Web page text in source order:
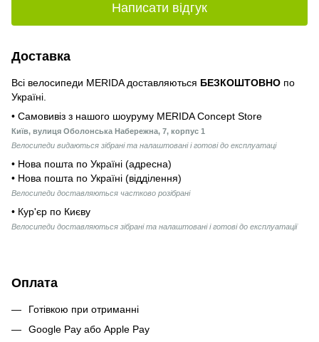
Написати відгук
Доставка
Всі велосипеди MERIDA доставляються БЕЗКОШТОВНО по
Україні.
• Самовивіз з нашого шоуруму MERIDA Concept Store
Київ, вулиця Оболонська Набережна, 7, корпус 1
Велосипеди видаються зібрані та налаштовані і готові до експлуатаці
• Нова пошта по Україні (адресна)
• Нова пошта по Україні (відділення)
Велосипеди доставляються частково розібрані
• Кур'єр по Києву
Велосипеди доставляються зібрані та налаштовані і готові до експлуатації
Оплата
Готівкою при отриманні
Google Pay або Apple Pay